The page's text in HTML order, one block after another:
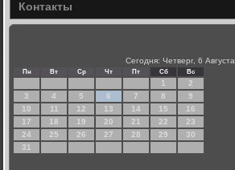
Контакты
Сегодня: Четверг, 6 Августа
Пн Вт Ср Чт Пт Сб Вс
1
2
3
4 5 6 7 8
9
10
11 12 13 14 15
16
17
18 19 20 21 22
23
24
25 26 27 28 29
30
31